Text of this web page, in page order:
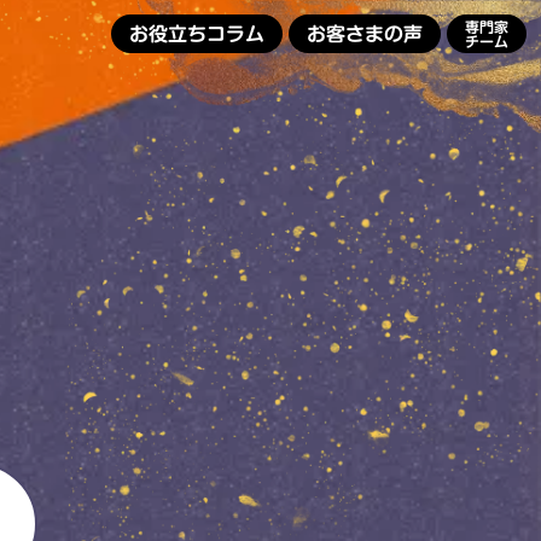
お役立ちコラム お客さまの声 専門家
チーム